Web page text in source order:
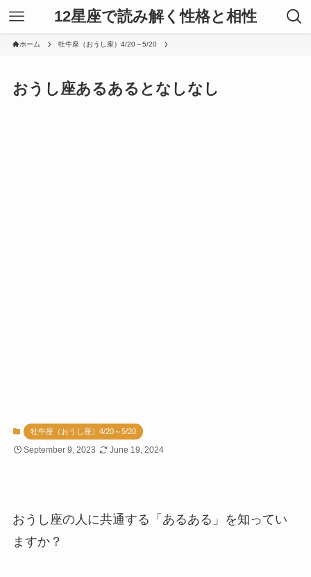
12星座で読み解く性格と相性
ホーム 牡牛座（おうし座）4/20～5/20
おうし座あるあるとなしなし
牡牛座（おうし座）4/20～5/20
September 9, 2023 June 19, 2024
おうし座の人に共通する「あるある」を知ってい
ますか？